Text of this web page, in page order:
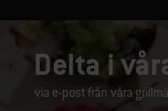
Delta i
via e-post från våra